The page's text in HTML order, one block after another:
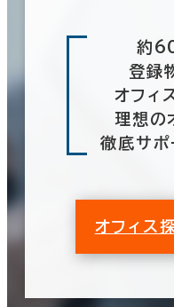
約
登録
オフィ
理想の
徹底サポ
オフィス